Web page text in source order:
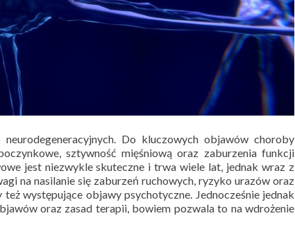
Do kluczowych objawów choroby
sztywność mięśniową oraz zaburzenia funkcji
jest niezwykle skuteczne i trwa wiele lat, jednak wraz z
na nasilanie się zaburzeń ruchowych, ryzyko urazów oraz
występujące objawy psychotyczne. Jednocześnie jednak
oraz zasad terapii, bowiem pozwala to na wdrożenie